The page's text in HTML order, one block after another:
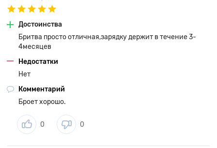
Достоинства
Бритва просто отличная,зарядку держит в течение 3-
4месяцев
Недостатки
Нет
Комментарий
Броет хорошо.
0 0